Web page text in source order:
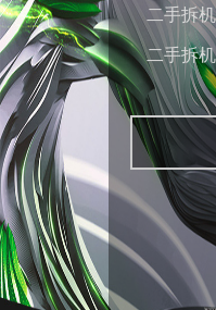
二手拆
二手拆